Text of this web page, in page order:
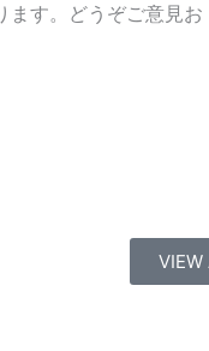
ます。どうぞご意見お